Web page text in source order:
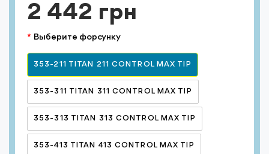
2 442 грн
Выберите форсунку
353-211 TITAN 211 CONTROL MAX TIP
353-311 TITAN 311 CONTROL MAX TIP
353-313 TITAN 313 CONTROL MAX TIP
353-413 TITAN 413 CONTROL MAX TIP